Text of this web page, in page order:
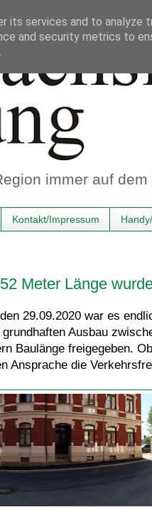
immer auf dem
Kontakt/Impressum
Meter Länge
29.09.2020 war es
Ausbau
Baulänge freigegeben.
Ansprache die
its services and to analyze
and security metrics to